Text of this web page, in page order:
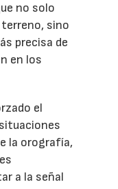
no solo
sino
precisa de
en los
el
la orografía,
a la señal